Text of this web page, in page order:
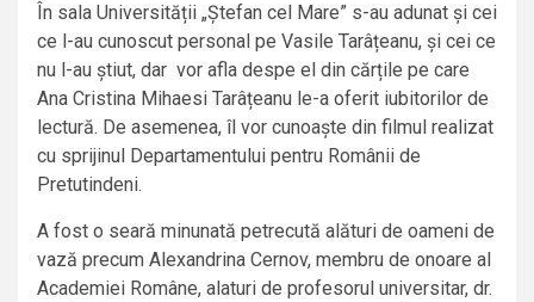
În sala Universității „Ștefan cel Mare” s-au adunat și cei
ce l-au cunoscut personal pe Vasile Tarâțeanu, și cei ce
nu l-au știut, dar vor afla despe el din cărțile pe care
Ana Cristina Mihaesi Tarâțeanu le-a oferit iubitorilor de
lectură. De asemenea, îl vor cunoaște din filmul realizat
cu sprijinul Departamentului pentru Românii de
Pretutindeni.
A fost o seară minunată petrecută alături de oameni de
vază precum Alexandrina Cernov, membru de onoare al
Academiei Române, alaturi de profesorul universitar, dr.